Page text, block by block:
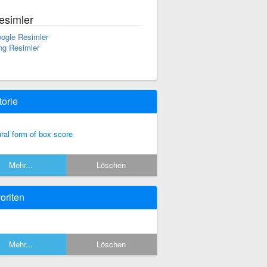
Resimler
Resimler
form of box score
Mehr... Löschen
Mehr... Löschen